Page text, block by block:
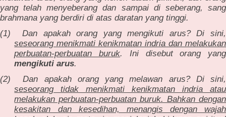
yang telah menyeberang dan sampai di seberang, sang
brahmana yang berdiri di atas daratan yang tinggi.
(1)
Dan apakah orang yang mengikuti arus? Di sini,
seseorang menikmati kenikmatan indria dan melakukan
perbuatan-perbuatan buruk. Ini disebut orang yang
mengikuti arus.
(2)
Dan apakah orang yang melawan arus? Di sini,
seseorang tidak menikmati kenikmatan indria atau
melakukan perbuatan-perbuatan buruk. Bahkan dengan
kesakitan dan kesedihan, menangis dengan wajah